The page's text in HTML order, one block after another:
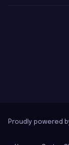
Proudly powered